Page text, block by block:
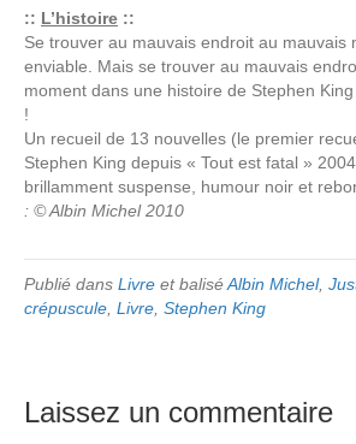
:: L’histoire ::
Se trouver au mauvais endroit au mauvais
enviable. Mais se trouver au mauvais
moment dans une histoire de Stephen
!
Un recueil de 13 nouvelles (le premier
Stephen King depuis « Tout est fatal »
brillamment suspense, humour noir et
: © Albin Michel 2010
Publié dans Livre et baliséAlbin Michel,
crépuscule Livre Stephen King
Laissez un commentaire